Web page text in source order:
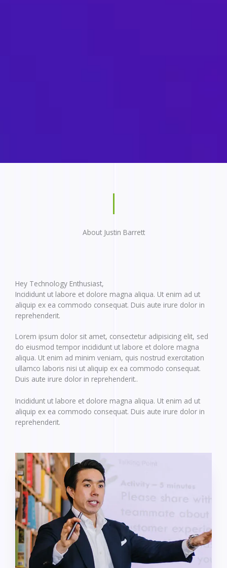
About Justin Barrett
Hey Technology Enthusiast,
Incididunt ut labore et dolore magna aliqua. Ut enim ad ut
aliquip ex ea commodo consequat. Duis aute irure dolor in
reprehenderit.
Lorem ipsum dolor sit amet, consectetur adipisicing elit, sed
do eiusmod tempor incididunt ut labore et dolore magna
aliqua. Ut enim ad minim veniam, quis nostrud exercitation
ullamco laboris nisi ut aliquip ex ea commodo consequat.
Duis aute irure dolor in reprehenderit..
Incididunt ut labore et dolore magna aliqua. Ut enim ad ut
aliquip ex ea commodo consequat. Duis aute irure dolor in
reprehenderit.